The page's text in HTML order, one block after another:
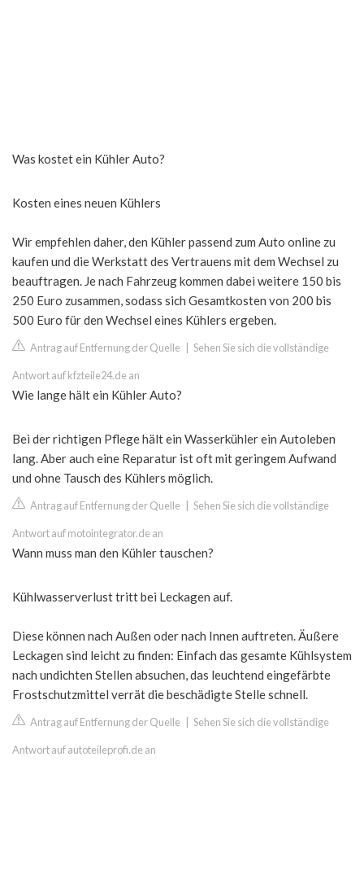
Was kostet ein Kühler Auto?
Kosten eines neuen Kühlers
Wir empfehlen daher, den Kühler passend zum Auto online zu
kaufen und die Werkstatt des Vertrauens mit dem Wechsel zu
beauftragen. Je nach Fahrzeug kommen dabei weitere 150 bis
250 Euro zusammen, sodass sich Gesamtkosten von 200 bis
500 Euro für den Wechsel eines Kühlers ergeben.
Antrag auf Entfernung der Quelle Sehen Sie sich die vollständige
Antwort auf kfzteile24.de an
Wie lange hält ein Kühler Auto?
Bei der richtigen Pflege hält ein Wasserkühler ein Autoleben
lang. Aber auch eine Reparatur ist oft mit geringem Aufwand
und ohne Tausch des Kühlers möglich.
Antrag auf Entfernung der Quelle Sehen Sie sich die vollständige
Antwort auf motointegrator.de an
Wann muss man den Kühler tauschen?
Kühlwasserverlust tritt bei Leckagen auf.
Diese können nach Außen oder nach Innen auftreten. Äußere
Leckagen sind leicht zu finden: Einfach das gesamte Kühlsystem
nach undichten Stellen absuchen, das leuchtend eingefärbte
Frostschutzmittel verrät die beschädigte Stelle schnell.
Antrag auf Entfernung der Quelle Sehen Sie sich die vollständige
Antwort auf autoteileprofi.de an